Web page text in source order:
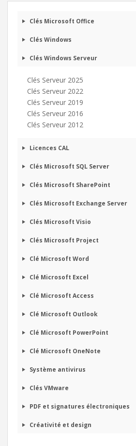
Clés Microsoft Office
Clés Windows
Clés Windows Serveur
Clés Serveur 2025
Clés Serveur 2022
Clés Serveur 2019
Clés Serveur 2016
Clés Serveur 2012
Licences CAL
Clés Microsoft SQL Server
Clés Microsoft SharePoint
Clés Microsoft Exchange Server
Clés Microsoft Visio
Clés Microsoft Project
Clé Microsoft Word
Clé Microsoft Excel
Clé Microsoft Access
Clé Microsoft Outlook
Clé Microsoft PowerPoint
Clé Microsoft OneNote
Système antivirus
Clés VMware
PDF et signatures électroniques
Créativité et design
Microsoft 365 Business Standard
Acheter